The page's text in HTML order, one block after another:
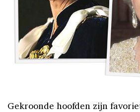
Gekroonde hoofden zijn